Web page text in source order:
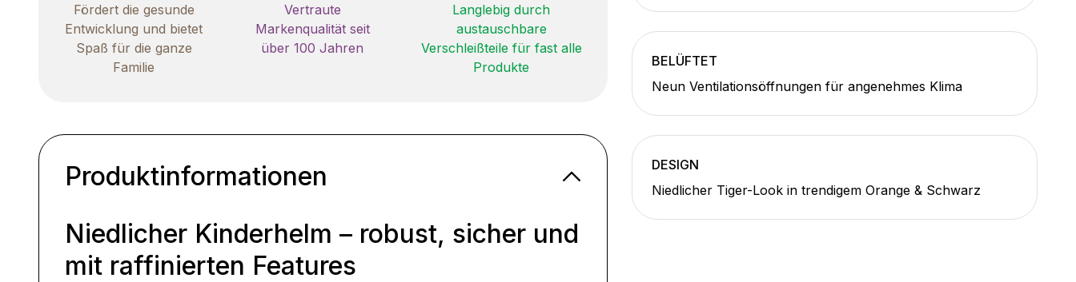
Fördert die gesunde
Entwicklung und bietet
Spaß für die ganze
Familie
Vertraute
Markenqualität seit
über 100 Jahren
Langlebig durch
austauschbare
Verschleißteile für fast alle
Produkte
BELÜFTET
Neun Ventilationsöffnungen für angenehmes Klima
DESIGN
Niedlicher Tiger-Look in trendigem Orange & Schwarz
Produktinformationen
Niedlicher Kinderhelm – robust, sicher und
mit raffinierten Features